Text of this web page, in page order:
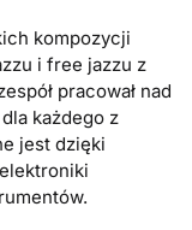
kompozycji
i free jazzu z
pracował nad
każdego z
jest dzięki